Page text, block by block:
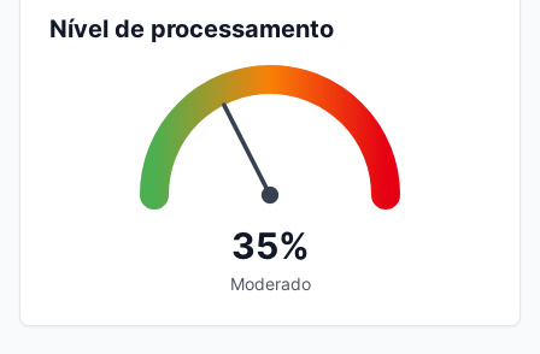
Nível de processamento
35%
Moderado